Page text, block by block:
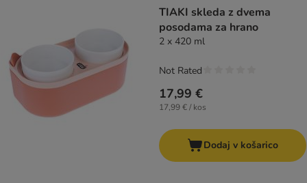
TIAKI skleda z dvema
posodama za hrano
2 x 420 ml
17,99 €
17,99 € / kos
Not Rated
Dodaj v košarico